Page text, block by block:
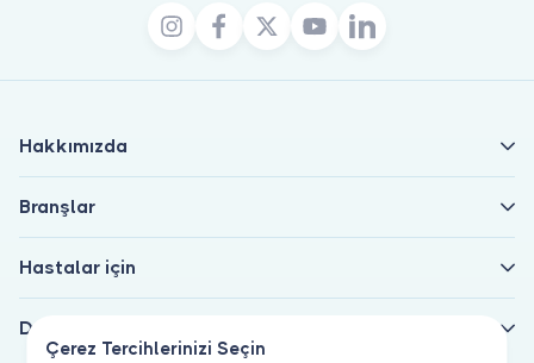
Çerez Tercihlerinizi Seçin
Hakkımızda
Branşlar
Hastalar için
Doktorlar için